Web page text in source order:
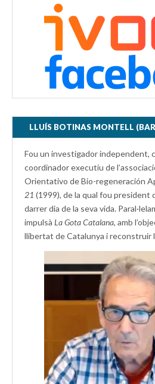
LLUÍS BOTINAS MONTELL
Fou un investigador independent,
coordinador executiu de
Orientativo de Bio-regeneración
21 (1999), de la qual fou president
darrer dia de la seva vida.
impulsà La Gota Catalana, amb
llibertat de Catalunya i reconstruir